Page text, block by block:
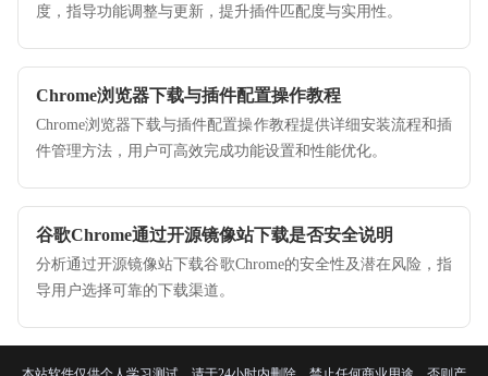
度，指导功能调整与更新，提升插件匹配度与实用性。
Chrome浏览器下载与插件配置操作教程
Chrome浏览器下载与插件配置操作教程提供详细安装流程和插
件管理方法，用户可高效完成功能设置和性能优化。
谷歌Chrome通过开源镜像站下载是否安全说明
分析通过开源镜像站下载谷歌Chrome的安全性及潜在风险，指
导用户选择可靠的下载渠道。